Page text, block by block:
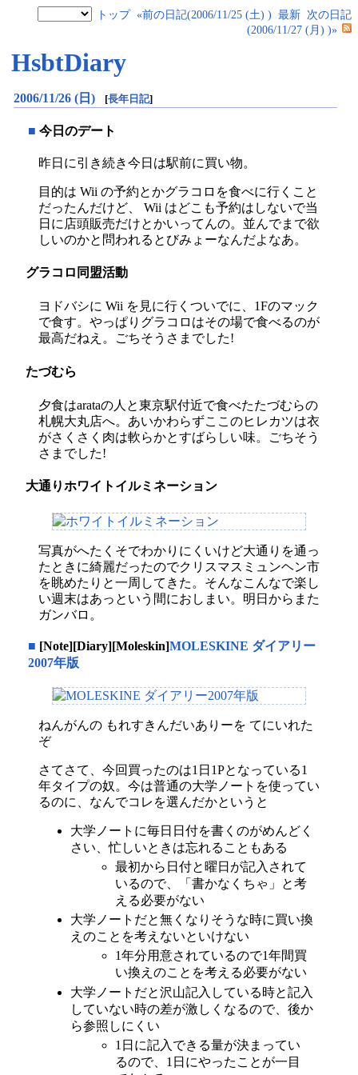
トップ «前の日記(2006/11/25 (土) ) 最新 次の日記
(2006/11/27 (月) )»
HsbtDiary
2006/11/26 (日) [長年日記]
■ 今日のデート
昨日に引き続き今日は駅前に買い物。
目的は Wii の予約とかグラコロを食べに行くこと
だったんだけど、 Wii はどこも予約はしないで当
日に店頭販売だけとかいってんの。並んでまで欲
しいのかと問われるとびみょーなんだよなあ。
グラコロ同盟活動
ヨドバシに Wii を見に行くついでに、1Fのマック
で食す。やっぱりグラコロはその場で食べるのが
最高だねえ。ごちそうさまでした!
たづむら
夕食はarataの人と東京駅付近で食べたたづむらの
札幌大丸店へ。あいかわらずここのヒレカツは衣
がさくさく肉は軟らかとすばらしい味。ごちそう
さまでした!
大通りホワイトイルミネーション
写真がへたくそでわかりにくいけど大通りを通っ
たときに綺麗だったのでクリスマスミュンヘン市
を眺めたりと一周してきた。そんなこんなで楽し
い週末はあっという間におしまい。明日からまた
ガンバロ。
■ [Note][Diary][Moleskin]MOLESKINE ダイアリー
2007年版
ねんがんの もれすきんだいありーを てにいれた
ぞ
さてさて、今回買ったのは1日1Pとなっている1
年タイプの奴。今は普通の大学ノートを使ってい
るのに、なんでコレを選んだかというと
大学ノートに毎日日付を書くのがめんどく
さい、忙しいときは忘れることもある
最初から日付と曜日が記入されて
いるので、「書かなくちゃ」と考
える必要がない
大学ノートだと無くなりそうな時に買い換
えのことを考えないといけない
1年分用意されているので1年間買
い換えのことを考える必要がない
大学ノートだと沢山記入している時と記入
していない時の差が激しくなるので、後か
ら参照しにくい
1日に記入できる量が決まってい
るので、1日にやったことが一目